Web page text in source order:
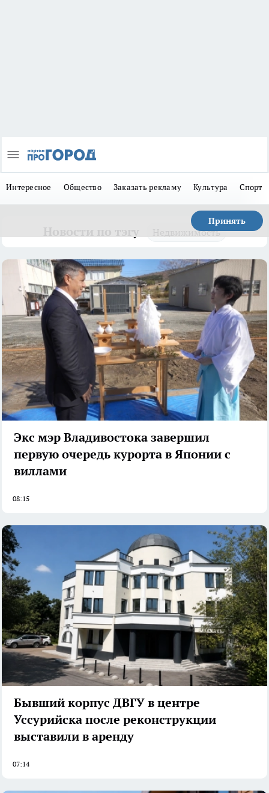
Интересное Общество Заказать рекламу Культура Спорт
Принять
Недвижимость
Экс мэр Владивостока завершил
первую очередь курорта в Японии с
виллами
08:15
Бывший корпус ДВГУ в центре
Уссурийска после реконструкции
выставили в аренду
07:14